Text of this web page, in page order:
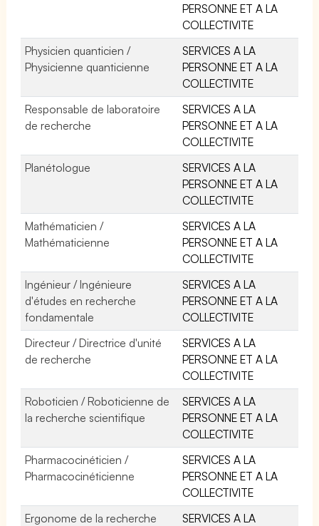
PERSONNE ET A LA
COLLECTIVITE
Physicien quanticien /
Physicienne quanticienne
SERVICES A LA
PERSONNE ET A LA
COLLECTIVITE
Responsable de laboratoire
de recherche
SERVICES A LA
PERSONNE ET A LA
COLLECTIVITE
Planétologue
SERVICES A LA
PERSONNE ET A LA
COLLECTIVITE
Mathématicien /
Mathématicienne
SERVICES A LA
PERSONNE ET A LA
COLLECTIVITE
Ingénieur / Ingénieure
d'études en recherche
fondamentale
SERVICES A LA
PERSONNE ET A LA
COLLECTIVITE
Directeur / Directrice d'unité
de recherche
SERVICES A LA
PERSONNE ET A LA
COLLECTIVITE
Roboticien / Roboticienne de
la recherche scientifique
SERVICES A LA
PERSONNE ET A LA
COLLECTIVITE
Pharmacocinéticien /
Pharmacocinéticienne
SERVICES A LA
PERSONNE ET A LA
COLLECTIVITE
Ergonome de la recherche
SERVICES A LA